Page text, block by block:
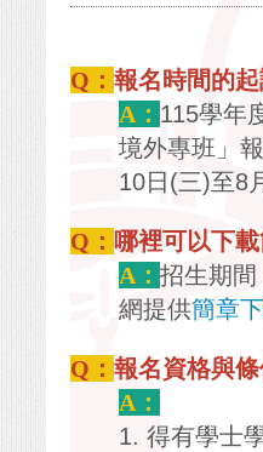
Q：報名時間的
A： 115學年
境外專班」
10日(三)至8
Q： 哪裡可以下
A：招生期間
網提供簡章
Q：報名資格與
A：
1. 得有學士